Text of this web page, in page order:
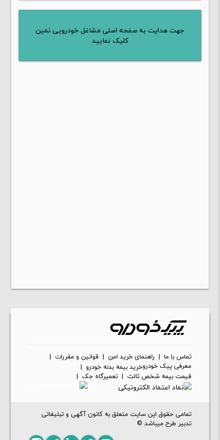
جهت هدایت به صفحه اصلی مشاغل خودرویی نمین
کلیک نمایید
تماس با ما| راهنمای خرید امن| قوانین و مقررات|
معرفی پیک خودروخرید بیمه بدنه خودرو|
قیمت بیمه شخص ثالث| تعمیرگاه جک |
تمامی حقوق این سایت متعلق به کانون آگهی و تبلیغاتی
تدبیر طرح میباشد ©